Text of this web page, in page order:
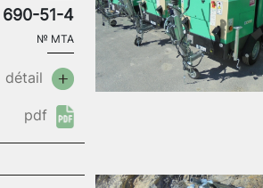
690-51-4
№ MTA
détail
pdf